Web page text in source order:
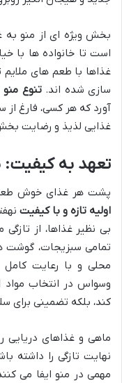
بخش ویژه ای از منو
است تا خانواده ها با
غذاها با طعم های ملایم
سازی شده اند.تنوع منو
آورد که هر کسی، فارغ
غذایی لذیذ و رضایت
تعهد به کیفیت:
پشت هر غذای خوش طعم
اولیه تازه و با کیفیت
بی نظیر غذاها، از
تمامی سبزیجات، گوشت
محلی و با رعایت کامل
وسواس در انتخاب مواد
کند، بلکه تضمینی برای
ماهی و غذاهای دریایی
نهایت تازگی را داشته
مهمی در منو ایفا می